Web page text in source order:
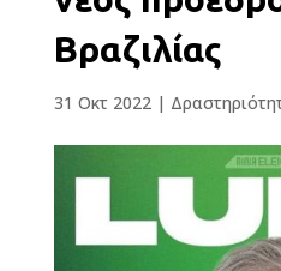
Βραζιλίας
31 Οκτ 2022|